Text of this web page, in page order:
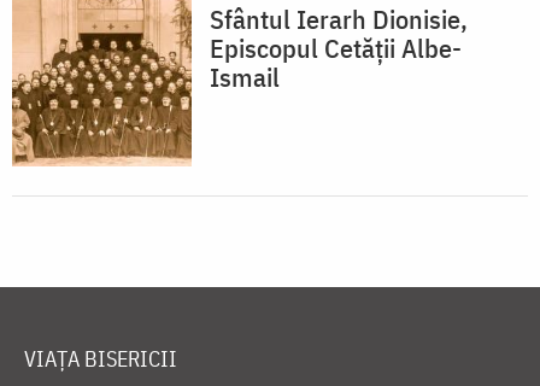
Sfântul Ierarh Dionisie,
Episcopul Cetății Albe-
Ismail
VIAȚA BISERICII